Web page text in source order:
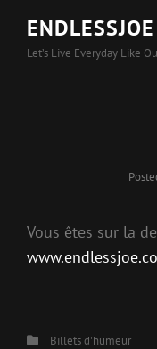
Let’s Live Everyday Like
Vous êtes sur la
CategoriesBillets d'humeur